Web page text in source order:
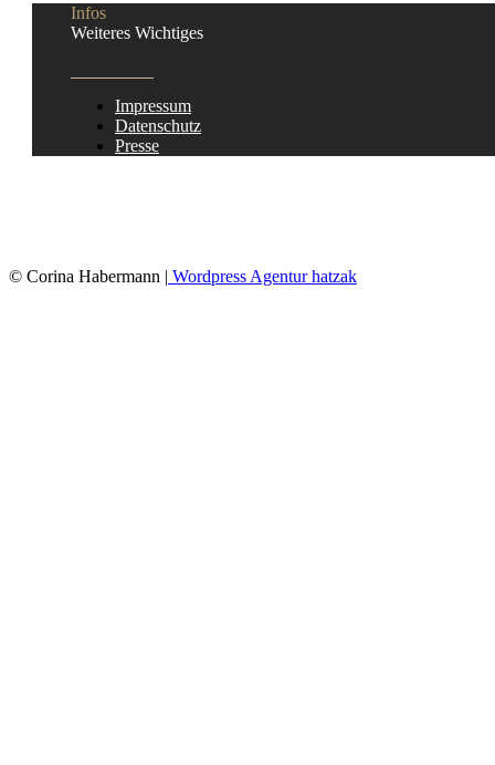
Infos
Weiteres Wichtiges
Impressum
Datenschutz
Presse
© Corina Habermann | Wordpress Agentur hatzak